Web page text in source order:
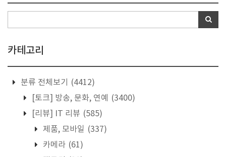
카테고리
분류 전체보기
(4412)
[토크] 방송, 문화, 연예
(3400)
[리뷰] IT 리뷰 (585)
제품, 모바일 (337)
카메라 (61)